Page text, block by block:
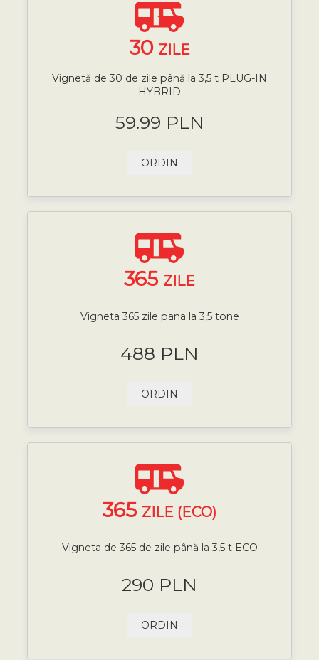
30 ZILE
Vignetă de 30 de zile până la 3,5 t PLUG-IN
HYBRID
59.99 PLN
ORDIN
365 ZILE
Vigneta 365 zile pana la 3,5 tone
488 PLN
ORDIN
365 ZILE (ECO)
Vigneta de 365 de zile până la 3,5 t ECO
290 PLN
ORDIN